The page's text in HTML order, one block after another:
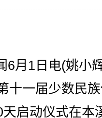
1日电(姚小
十一届少数民
启动仪式在本